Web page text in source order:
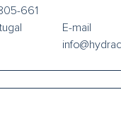
661
E-mail